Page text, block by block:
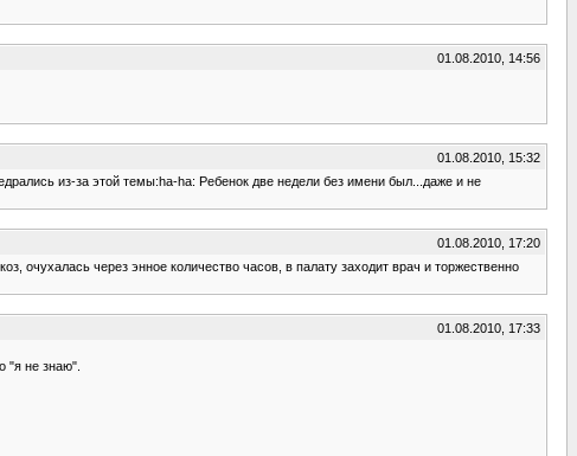
01.08.2010, 14:56
01.08.2010, 15:32
из-за этой темы:ha-ha: Ребенок две недели без имени был...даже и не
01.08.2010, 17:20
очухалась через энное количество часов, в палату заходит врач и торжественно
01.08.2010, 17:33
"я не знаю".